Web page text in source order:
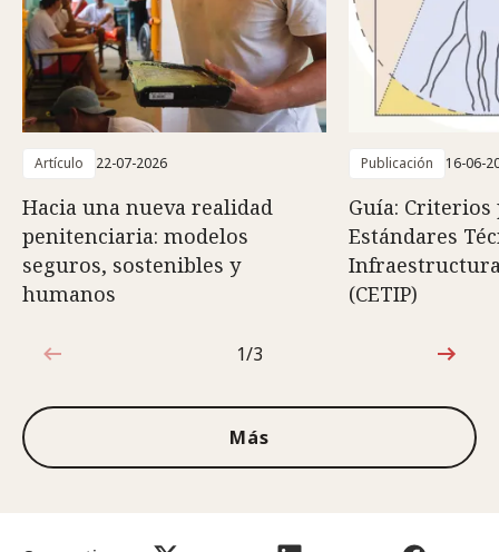
Artículo 22-07-2026
Hacia una nueva realidad
penitenciaria: modelos
seguros, sostenibles y
humanos
Publicación 16-06-
Guía: Criterios
Estándares
(CETIP)
1de3
1/3
Más